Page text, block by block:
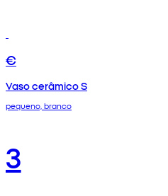
€
Vaso cerâmico S
pequeno, branco
3